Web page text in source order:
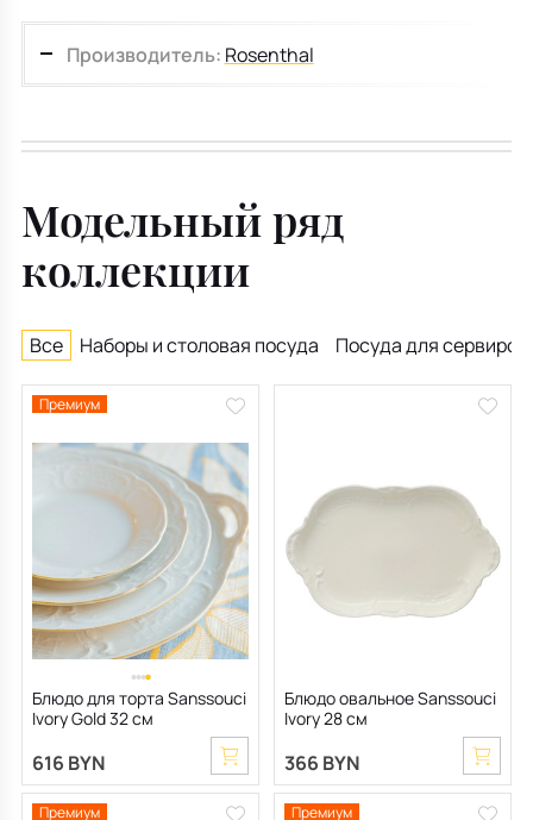
Производитель: Rosenthal
Модельный ряд
коллекции
Все Наборы и столовая посуда Посуда для
Премиум
Блюдо для торта Sanssouci
Ivory Gold 32 см
616 BYN
Блюдо овальное Sanssouci
Ivory 28 см
366 BYN
Премиум Премиум